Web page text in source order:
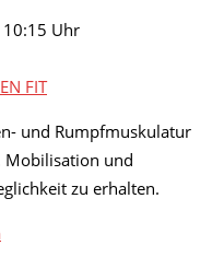
10:15 Uhr
FIT
und Rumpfmuskulatur
Mobilisation und
zu erhalten.